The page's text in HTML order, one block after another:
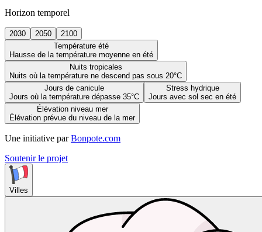
Horizon temporel
2030 2050
2100
Température été
Hausse de la température moyenne en été
Nuits tropicales
Nuits où la température ne descend pas sous 20°C
Jours de canicule
Jours où la température dépasse 35°C
Stress hydrique
Jours avec sol sec en été
Élévation niveau mer
Élévation prévue du niveau de la mer
Une initiative par Bonpote.com
Soutenir le projet
Villes